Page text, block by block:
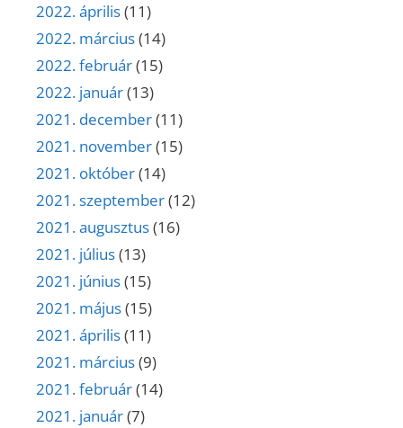
2022. április(11)
2022. március(14)
2022. február(15)
2022. január(13)
2021. december(11)
2021. november(15)
2021. október(14)
2021. szeptember(12)
2021. augusztus(16)
2021. július(13)
2021. június(15)
2021. május(15)
2021. április(11)
2021. március(9)
2021. február(14)
2021. január(7)